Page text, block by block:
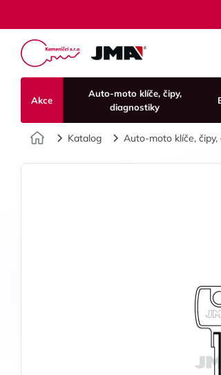
Akce
Auto-moto klíče, čipy,
diagnostiky
Úvod
Katalog Auto-moto klíče, čipy,